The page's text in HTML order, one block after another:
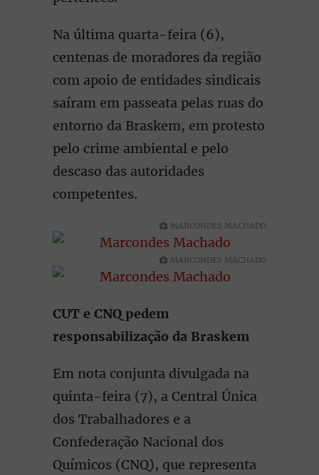
Na última quarta-feira (6),
centenas de moradores da região
com apoio de entidades sindicais
saíram em passeata pelas ruas do
entorno da Braskem, em protesto
pelo crime ambiental e pelo
descaso das autoridades
competentes.
MARCONDES MACHADO
MARCONDES MACHADO
CUT e CNQ pedem
responsabilização da Braskem
Em nota conjunta divulgada na
quinta-feira (7), a Central Única
dos Trabalhadores e a
Confederação Nacional dos
Químicos (CNQ), que representa